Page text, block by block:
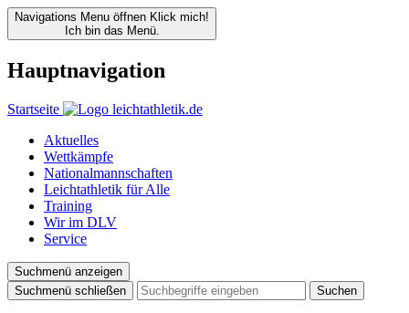
Navigations Menu öffnen Klick mich!
Ich bin das Menü.
Hauptnavigation
Startseite
Aktuelles
Wettkämpfe
Nationalmannschaften
Leichtathletik für Alle
Training
Wir im DLV
Service
Suchmenü anzeigen
Suchmenü schließen
Suchen